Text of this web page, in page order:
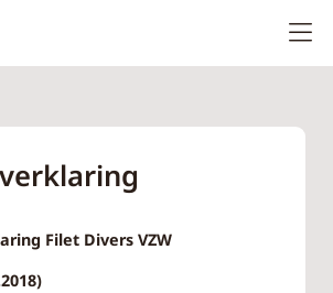
Filet Divers VZW